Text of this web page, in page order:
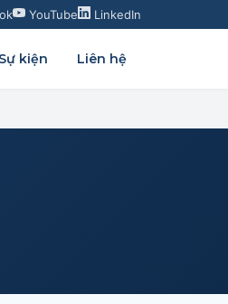
YouTube LinkedIn
Sự kiện Liên hệ